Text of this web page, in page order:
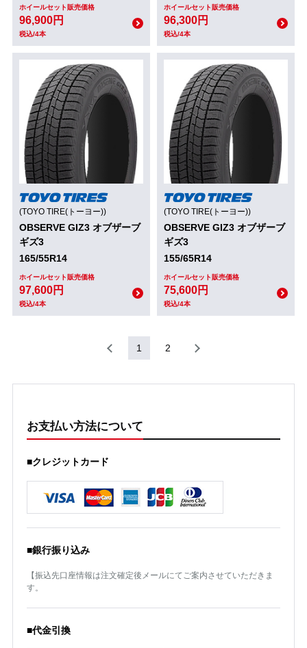
ホイールセット販売価格
96,900円
税込/4本
ホイールセット販売価格
96,300円
税込/4本
(TOYO TIRE(トーヨー))
OBSERVE GIZ3 オブザーブ
ギズ3
165/55R14
ホイールセット販売価格
97,600円
税込/4本
(TOYO TIRE(トーヨー))
OBSERVE GIZ3 オブザーブ
ギズ3
155/65R14
ホイールセット販売価格
75,600円
税込/4本
1 2
お支払い方法について
■クレジットカード
■銀行振り込み
【振込先口座情報は注文確定後メールにてご案内させていただきま
す。
■代金引換